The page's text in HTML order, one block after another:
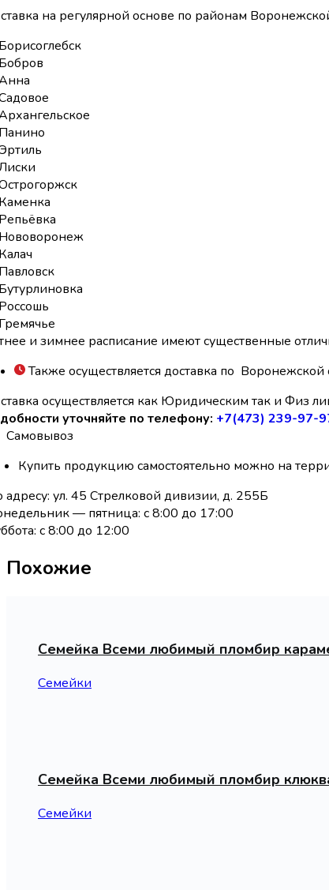
на регулярной основе по районам
и зимнее расписание имеют существенные
Также осуществляется доставка по Воронежской
осуществляется как Юридическим так и Физ
уточняйте по телефону: +7(473) 239-97-
Самовывоз
Купить продукцию самостоятельно можно на
адресу: ул. 45 Стрелковой дивизии, д. 255Б
— пятница: с 8:00 до 17:00
с 8:00 до 12:00
Похожие
Семейка Всеми любимый пломбир
Семейки
Семейка Всеми любимый пломбир
Семейки